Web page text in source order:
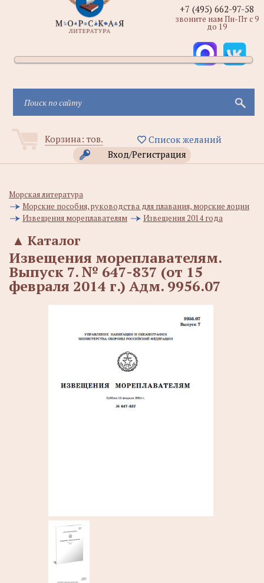
Корзина: тов.
Список желаний
Вход/Регистрация
+7 (495) 662-97-58
звоните нам Пн-Пт с 9
до 19
Морская литература
Морские пособия, руководства для плавания, морские лоции
Извещения мореплавателям
Извещения 2014 года
Каталог
▲
Извещения мореплавателям.
Выпуск 7. № 647-837 (от 15
февраля 2014 г.) Адм. 9956.07